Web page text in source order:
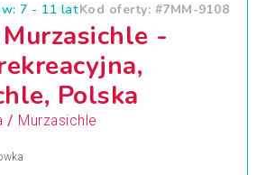
7 - 11 latKod oferty: #7MM-9108
-
Polska
/ Murzasichle